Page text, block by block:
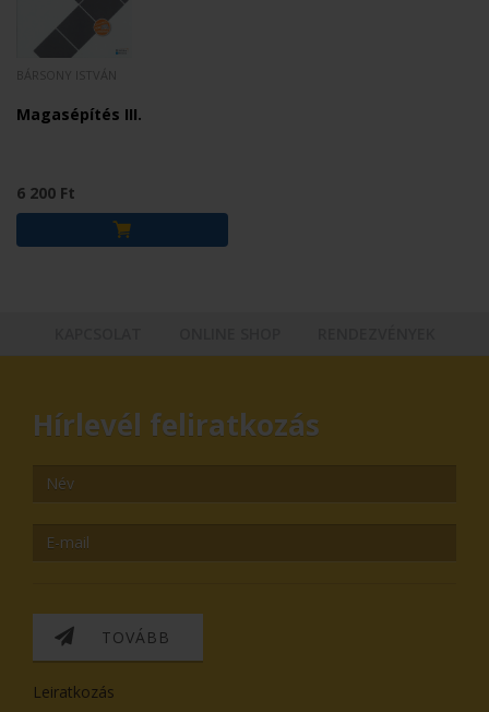
Magasépítés III.
6 200 Ft
Hírlevél feliratkozás
TOVÁBB
Leiratkozás